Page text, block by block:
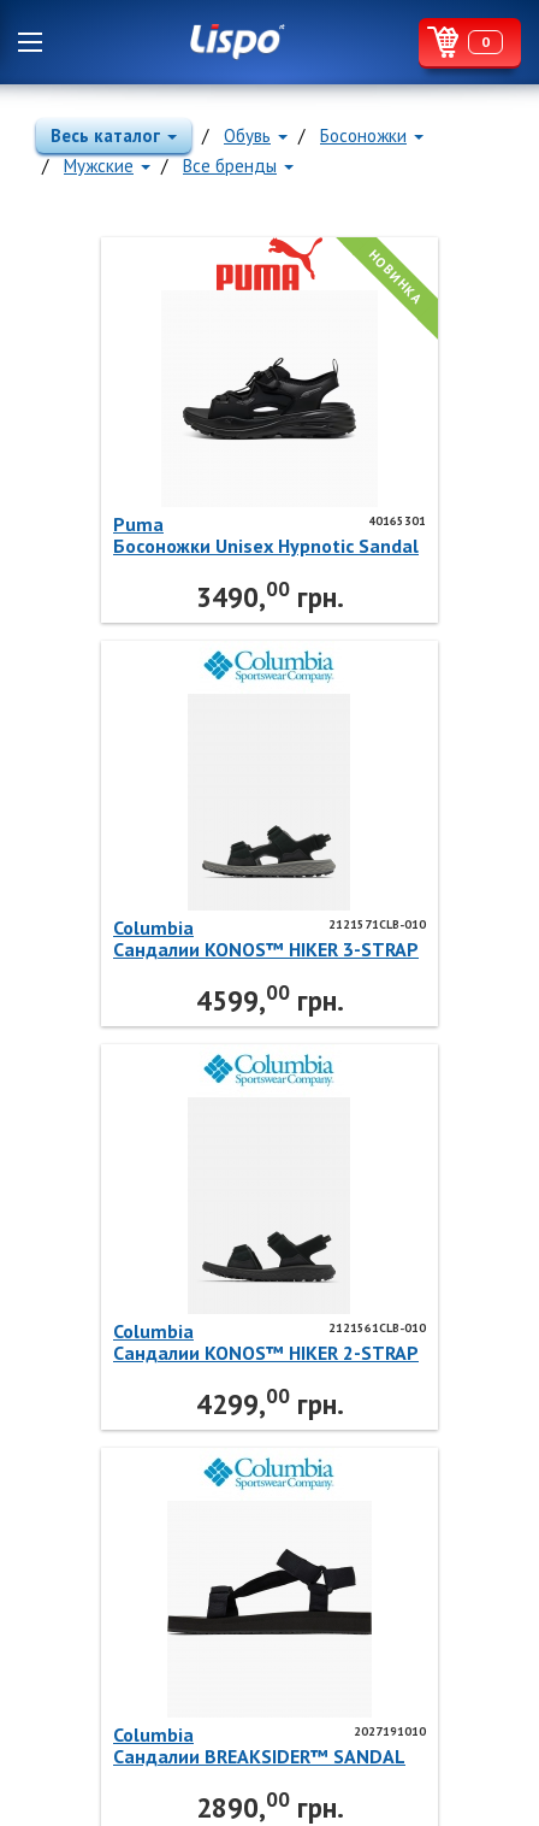
0
Весь каталог Обувь
Босоножки
Мужские
Все бренды
НОВИНКА
40165301
Puma
Босоножки Unisex Hypnotic Sandal
3490,00грн.
2121571CLB-010
Columbia
Сандалии KONOS™ HIKER 3-STRAP
4599,00грн.
2121561CLB-010
Columbia
Сандалии KONOS™ HIKER 2-STRAP
4299,00грн.
2027191010
Columbia
Сандалии BREAKSIDER™ SANDAL
2890,00грн.